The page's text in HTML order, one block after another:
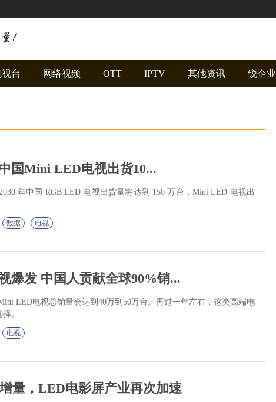
视台 网络视频 OTT IPTV 其他资讯 锐企业
国Mini LED电视出货10...
年中国 RGB LED 电视出货量将达到 150 万台，Mini LED 电视出
数据 电视
爆发 中国人贡献全球90%销...
LED电视总销量会达到40万到50万台。再过一年左右，这类高端电
。
电视
量，LED电影屏产业再次加速